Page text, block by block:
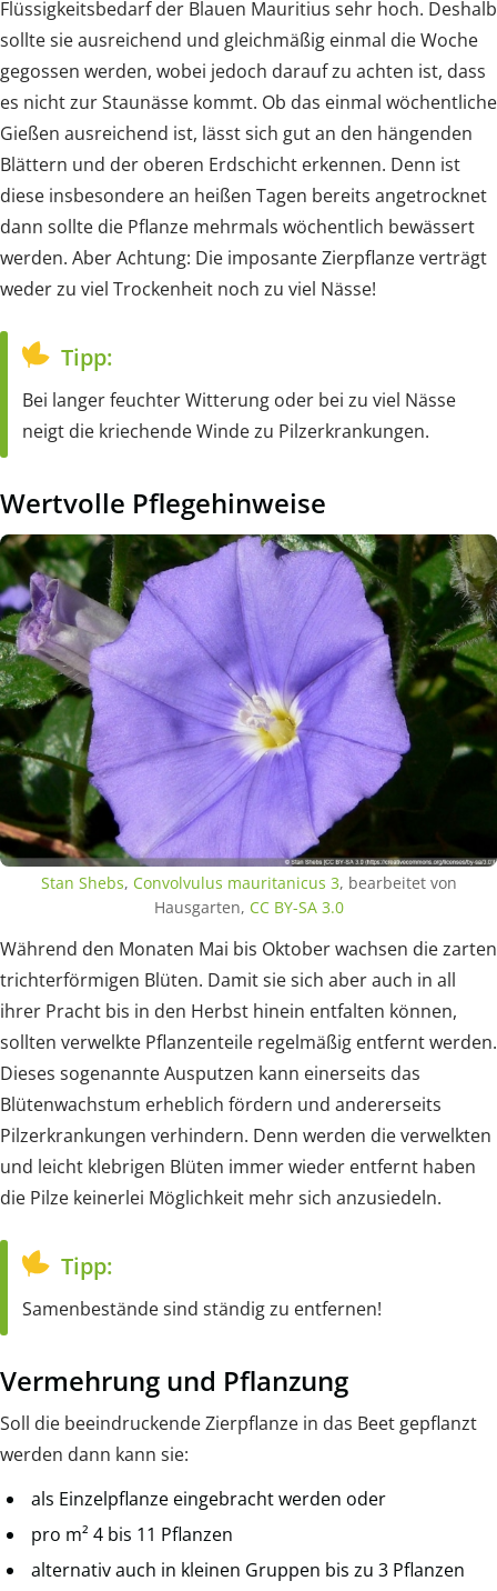
Flüssigkeitsbedarf der Blauen Mauritius sehr hoch. Deshalb
sollte sie ausreichend und gleichmäßig einmal die Woche
gegossen werden, wobei jedoch darauf zu achten ist, dass
es nicht zur Staunässe kommt. Ob das einmal wöchentliche
Gießen ausreichend ist, lässt sich gut an den hängenden
Blättern und der oberen Erdschicht erkennen. Denn ist
diese insbesondere an heißen Tagen bereits angetrocknet
dann sollte die Pflanze mehrmals wöchentlich bewässert
werden. Aber Achtung: Die imposante Zierpflanze verträgt
weder zu viel Trockenheit noch zu viel Nässe!
Tipp:
Bei langer feuchter Witterung oder bei zu viel Nässe
neigt die kriechende Winde zu Pilzerkrankungen.
Wertvolle Pflegehinweise
Stan Shebs, Convolvulus mauritanicus 3, bearbeitet von
Hausgarten, CC BY-SA 3.0
Während den Monaten Mai bis Oktober wachsen die zarten
trichterförmigen Blüten. Damit sie sich aber auch in all
ihrer Pracht bis in den Herbst hinein entfalten können,
sollten verwelkte Pflanzenteile regelmäßig entfernt werden.
Dieses sogenannte Ausputzen kann einerseits das
Blütenwachstum erheblich fördern und andererseits
Pilzerkrankungen verhindern. Denn werden die verwelkten
und leicht klebrigen Blüten immer wieder entfernt haben
die Pilze keinerlei Möglichkeit mehr sich anzusiedeln.
Tipp:
Samenbestände sind ständig zu entfernen!
Vermehrung und Pflanzung
Soll die beeindruckende Zierpflanze in das Beet gepflanzt
werden dann kann sie:
als Einzelpflanze eingebracht werden oder
pro m² 4 bis 11 Pflanzen
alternativ auch in kleinen Gruppen bis zu 3 Pflanzen